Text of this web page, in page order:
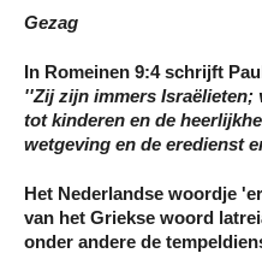
Gezag
In Romeinen 9:4 schrijft
''Zij zijn immers Israëlieten;
tot kinderen en de
wetgeving en de eredienst
Het Nederlandse woordje
van het Griekse woord
onder andere de